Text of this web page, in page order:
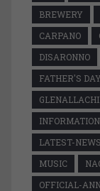
BREWERY
CARPANO
DISARONNO
FATHER'S DAY
INFORMATION
LATEST-NEWS
MUSIC
OFFICIAL-